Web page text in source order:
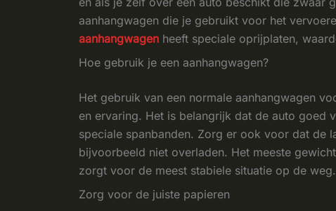
aanhangwagen die je gebruikt voor het
aanhangwagen heeft speciale oprijplaten,
Hoe gebruik je een aanhangwagen?
Het gebruik van een normale aanhangwagen
en ervaring. Het is belangrijk dat de auto goed
speciale spanbanden. Zorg er ook voor dat de
bijvoorbeeld niet overladen. Het meeste
zorgt voor de meest stabiele situatie op de weg.
Zorg voor de juiste papieren